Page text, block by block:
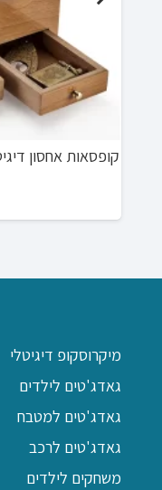
מיקרוסקופ דיגיטלי
גאדג'טים לילדים
גאדג'טים למטבח
גאדג'טים לרכב
משחקים לילדים